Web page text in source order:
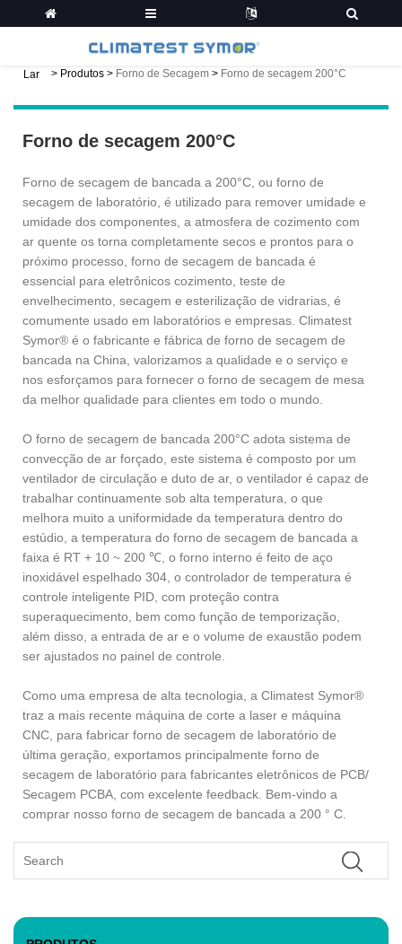
Lar > Produtos > Forno de Secagem > Forno de secagem 200°C
Forno de secagem 200°C
Forno de secagem de bancada a 200°C, ou forno de
secagem de laboratório, é utilizado para remover umidade e
umidade dos componentes, a atmosfera de cozimento com
ar quente os torna completamente secos e prontos para o
próximo processo, forno de secagem de bancada é
essencial para eletrônicos cozimento, teste de
envelhecimento, secagem e esterilização de vidrarias, é
comumente usado em laboratórios e empresas. Climatest
Symor® é o fabricante e fábrica de forno de secagem de
bancada na China, valorizamos a qualidade e o serviço e
nos esforçamos para fornecer o forno de secagem de mesa
da melhor qualidade para clientes em todo o mundo.
O forno de secagem de bancada 200°C adota sistema de
convecção de ar forçado, este sistema é composto por um
ventilador de circulação e duto de ar, o ventilador é capaz de
trabalhar continuamente sob alta temperatura, o que
melhora muito a uniformidade da temperatura dentro do
estúdio, a temperatura do forno de secagem de bancada a
faixa é RT + 10 ~ 200 ℃, o forno interno é feito de aço
inoxidável espelhado 304, o controlador de temperatura é
controle inteligente PID, com proteção contra
superaquecimento, bem como função de temporização,
além disso, a entrada de ar e o volume de exaustão podem
ser ajustados no painel de controle.
Como uma empresa de alta tecnologia, a Climatest Symor®
traz a mais recente máquina de corte a laser e máquina
CNC, para fabricar forno de secagem de laboratório de
última geração, exportamos principalmente forno de
secagem de laboratório para fabricantes eletrônicos de PCB/
Secagem PCBA, com excelente feedback. Bem-vindo a
comprar nosso forno de secagem de bancada a 200 ° C.